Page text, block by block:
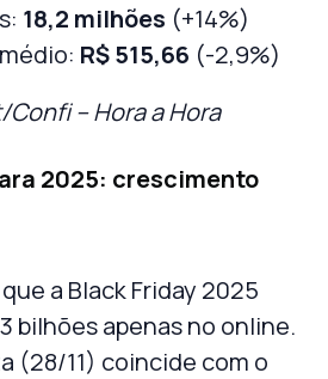
18,2 milhões (+14%)
R$ 515,66 (-2,9%)
– Hora a Hora
2025: crescimento
a Black Friday 2025
bilhões apenas no online.
(28/11) coincide com o